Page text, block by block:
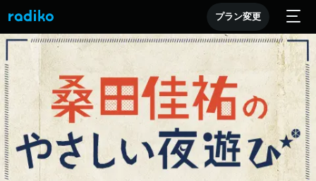
プラン変更